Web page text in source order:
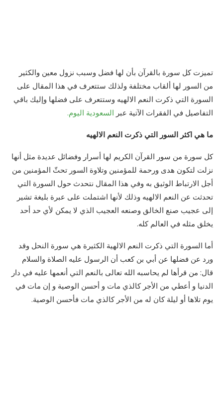
تميزت كل سورة بالقرآن بأن لها فضل وسبب نزول معين والكثير
من السور لها ألقاب مختلفة ولذلك ستتعرف في هذا المقال على
السورة التي ذكرت النعم الالهيه وستتعرف على فضلها وإليك باقي
التفاصيل في الفقرات الآتية عبر السعودية اليوم.
ما هي اكثر السور التي ذكرت النعم الالهيه
كل سورة من سور القرآن الكريم لها أسرار وفضائل عديدة مثل أنها
نزلت لتكون هدى ورحمة للمؤمنين وتلاوة السور تحثّ المؤمنين من
أجل الارتباط الوثيق به وفي هذا المقال نتحدث حول السورة التي
تحدثت عن النعم الالهيه وذلك لأنها اشتملت على عبرة بليغة تشير
إلى عجيب صنع الخالق وصنعه العجيب الذي لا يمكن لأي حد أحد
يخلق مثله في العالم كله.
أما السورة التي ذكرت النعم الالهية الكثيرة هي سورة النحل وقد
ورد عن فضلها عن أبي بن كعب أن الرسول عليه الصلاة والسلام
قال: من قرأها لم يحاسبه الله تعالى بالنعم التي أنعمها عليه في دار
الدنيا و أعطي من الأجر كالذي مات و أحسن الوصية و إن مات في
يوم تلاها أو ليلة كان له من الأجر كالذي مات فأحسن الوصية.